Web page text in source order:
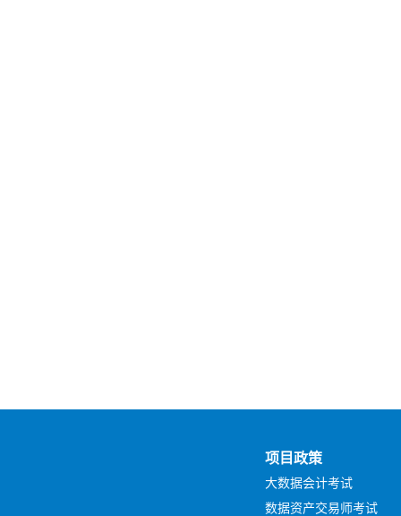
项目政策
大数据会计考试
数据资产交易师考试